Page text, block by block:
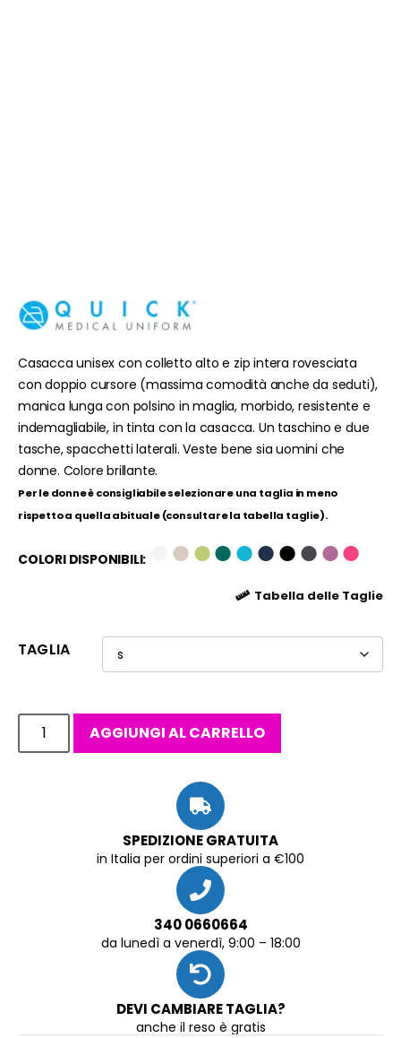
Casacca unisex con colletto alto e zip intera rovesciata
con doppio cursore (massima comodità anche da seduti),
manica lunga con polsino in maglia, morbido, resistente e
indemagliabile, in tinta con la casacca. Un taschino e due
tasche, spacchetti laterali. Veste bene sia uomini che
donne. Colore brillante.
Per le donne è consigliabile selezionare una taglia in meno
rispetto a quella abituale (consultare la tabella taglie).
COLORI DISPONIBILI: ●●●●●●●●●
Tabella delle Taglie
TAGLIA
AGGIUNGI AL CARRELLO
SPEDIZIONE GRATUITA
in Italia per ordini superiori a €100
340 0660664
da lunedì a venerdì, 9:00 – 18:00
DEVI CAMBIARE TAGLIA?
anche il reso è gratis